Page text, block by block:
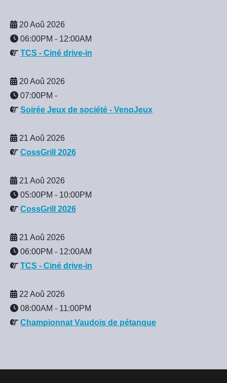
20 Aoû 2026
06:00PM - 12:00AM
TCS - Ciné drive-in
20 Aoû 2026
07:00PM -
Soirée Jeux de société - VenoJeux
21 Aoû 2026
CossGrill 2026
21 Aoû 2026
05:00PM - 10:00PM
CossGrill 2026
21 Aoû 2026
06:00PM - 12:00AM
TCS - Ciné drive-in
22 Aoû 2026
08:00AM - 11:00PM
Championnat Vaudois de pétanque